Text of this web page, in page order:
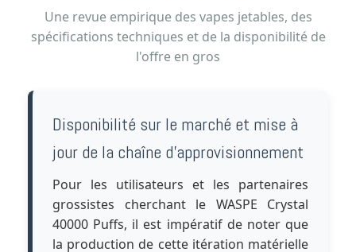
Une revue empirique des vapes jetables, des
spécifications techniques et de la disponibilité de
l'offre en gros
Disponibilité sur le marché et mise à
jour de la chaîne d'approvisionnement
Pour les utilisateurs et les partenaires
grossistes cherchant le WASPE Crystal
40000 Puffs, il est impératif de noter que
la production de cette itération matérielle